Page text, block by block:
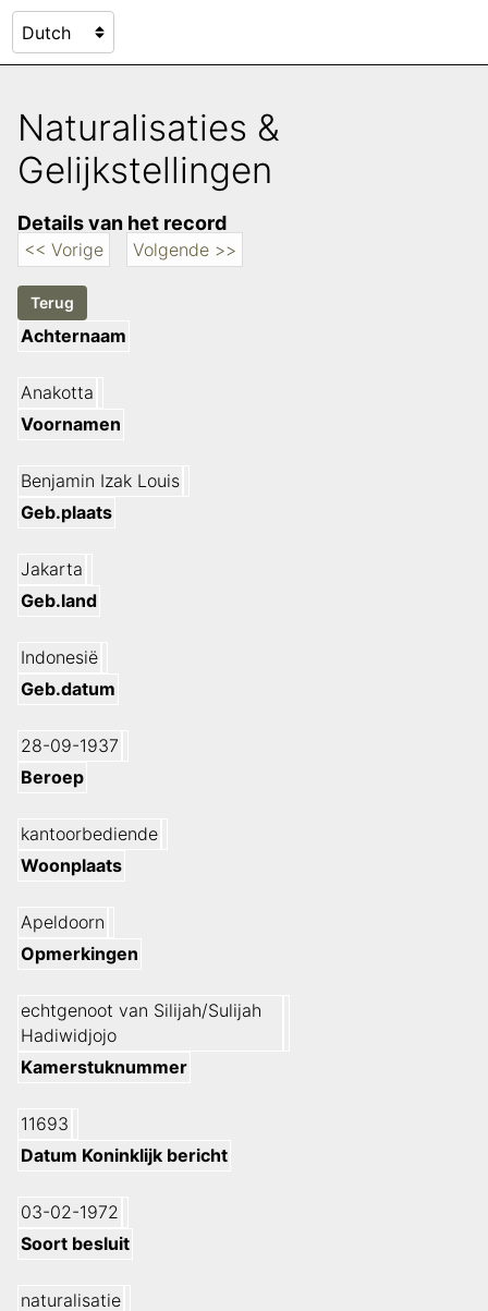
Naturalisaties &
Gelijkstellingen
Details van het record
<< Vorige Volgende >>
Achternaam
Anakotta
Voornamen
Benjamin Izak Louis
Geb.plaats
Jakarta
Geb.land
Indonesië
Geb.datum
28-09-1937
Beroep
kantoorbediende
Woonplaats
Apeldoorn
Opmerkingen
echtgenoot van Silijah/Sulijah
Hadiwidjojo
Kamerstuknummer
11693
Datum Koninklijk bericht
03-02-1972
Soort besluit
naturalisatie